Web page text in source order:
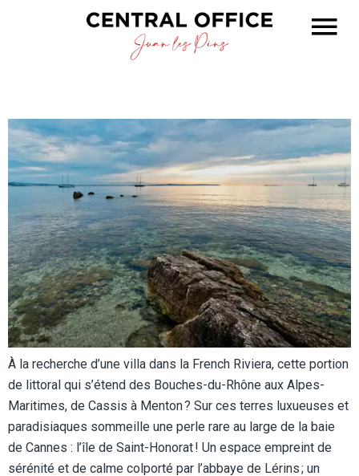
À la recherche d’une villa dans la French Riviera, cette portion
de littoral qui s’étend des Bouches-du-Rhône aux Alpes-
Maritimes, de Cassis à Menton ? Sur ces terres luxueuses et
paradisiaques sommeille une perle rare au large de la baie
de Cannes : l’île de Saint-Honorat ! Un espace empreint de
sérénité et de calme colporté par l’abbaye de Lérins ; un